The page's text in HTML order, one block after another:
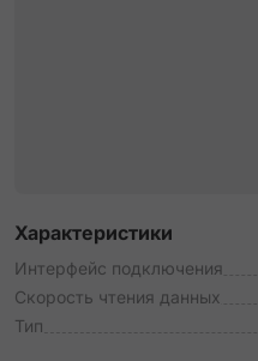
Характеристики
Интерфейс подключения
Скорость чтения данных
Тип